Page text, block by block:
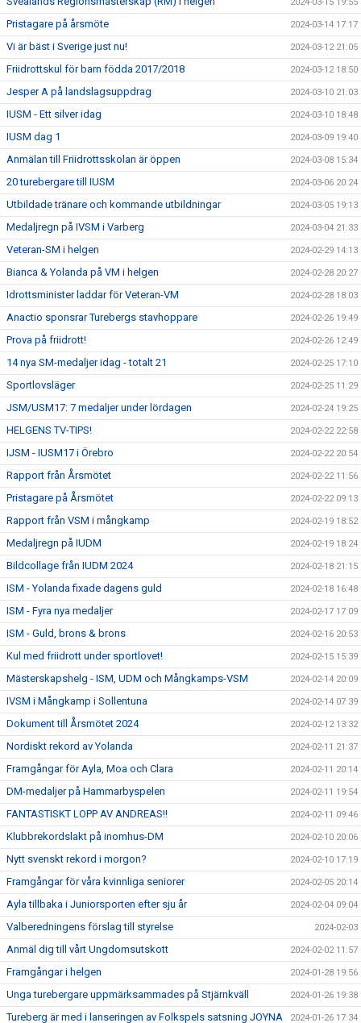
Pristagare på årsmöte 2024-03-14 17:17
Vi är bäst i Sverige just nu! 2024-03-12 21:05
Friidrottskul för barn födda 2017/2018 2024-03-12 18:50
Jesper A på landslagsuppdrag 2024-03-10 21:03
IUSM - Ett silver idag 2024-03-10 18:48
IUSM dag 1 2024-03-09 19:40
Anmälan till Friidrottsskolan är öppen 2024-03-08 15:34
20 turebergare till IUSM 2024-03-06 20:24
Utbildade tränare och kommande utbildningar 2024-03-05 19:13
Medaljregn på IVSM i Varberg 2024-03-04 21:33
Veteran-SM i helgen 2024-02-29 14:13
Bianca & Yolanda på VM i helgen 2024-02-28 20:27
Idrottsminister laddar för Veteran-VM 2024-02-28 18:03
Anactio sponsrar Turebergs stavhoppare 2024-02-26 19:49
Prova på friidrott! 2024-02-26 12:49
14 nya SM-medaljer idag - totalt 21 2024-02-25 17:10
Sportlovsläger 2024-02-25 11:29
JSM/USM17: 7 medaljer under lördagen 2024-02-24 19:25
HELGENS TV-TIPS! 2024-02-22 22:58
IJSM - IUSM17 i Örebro 2024-02-22 20:54
Rapport från Årsmötet 2024-02-22 11:56
Pristagare på Årsmötet 2024-02-22 09:13
Rapport från VSM i mångkamp 2024-02-19 18:52
Medaljregn på IUDM 2024-02-19 18:24
Bildcollage från IUDM 2024 2024-02-18 21:15
ISM - Yolanda fixade dagens guld 2024-02-18 16:48
ISM - Fyra nya medaljer 2024-02-17 17:09
ISM - Guld, brons & brons 2024-02-16 20:53
Kul med friidrott under sportlovet! 2024-02-15 15:39
Mästerskapshelg - ISM, UDM och Mångkamps-VSM 2024-02-14 20:09
IVSM i Mångkamp i Sollentuna 2024-02-14 07:39
Dokument till Årsmötet 2024 2024-02-12 13:32
Nordiskt rekord av Yolanda 2024-02-11 21:37
Framgångar för Ayla, Moa och Clara 2024-02-11 20:14
DM-medaljer på Hammarbyspelen 2024-02-11 19:54
FANTASTISKT LOPP AV ANDREAS!! 2024-02-11 09:46
Klubbrekordslakt på inomhus-DM 2024-02-10 20:06
Nytt svenskt rekord i morgon? 2024-02-10 17:19
Framgångar för våra kvinnliga seniorer 2024-02-05 20:14
Ayla tillbaka i Juniorsporten efter sju år 2024-02-04 09:04
Valberedningens förslag till styrelse 2024-02-03
Anmäl dig till vårt Ungdomsutskott 2024-02-02 11:57
Framgångar i helgen 2024-01-28 19:56
Unga turebergare uppmärksammades på Stjärnkväll 2024-01-26 19:38
Tureberg är med i lanseringen av Folkspels satsning JOYNA 2024-01-26 17:34